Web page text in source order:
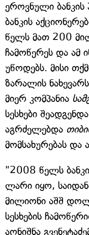
ეროვნული ბანკის
ბანკის
წელს მათ 200
ჩამოწერეს და ამ
უწოდებს. მისი
ზარალის
მიერ კომპანია
სესხები
აგრძელებდა
მომსახურებას და
"2008 წელს
ლარი იყო,
მილიონი აშშ
სესხების
აღნიშნა